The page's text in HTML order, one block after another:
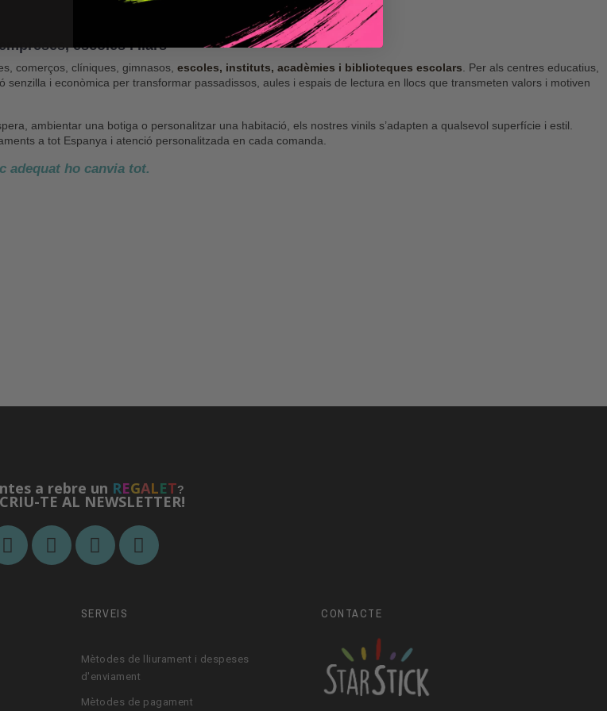
escoles i llars
comerços, clíniques, gimnasos, escoles, instituts, acadèmies i biblioteques escolars. Per als centres educatius,
senzilla i econòmica per transformar passadissos, aules i espais de lectura en llocs que transmeten valors i motiven
ambientar una botiga o personalitzar una habitació, els nostres vinils s’adapten a qualsevol superfície i estil.
a tot Espanya i atenció personalitzada en cada comanda.
adequat ho canvia tot.
a rebre un REGALET?
TE AL NEWSLETTER!
SERVEIS
Mètodes de lliurament i despeses
d'enviament
Mètodes de pagament
CONTACTE